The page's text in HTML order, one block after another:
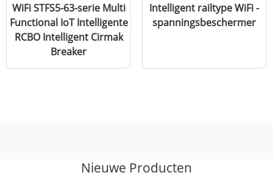
WiFi STFS5-63-serie Multi
Functional IoT Intelligente
RCBO Intelligent Cirmak
Breaker
Intelligent railtype WiFi -
spanningsbeschermer
Nieuwe Producten